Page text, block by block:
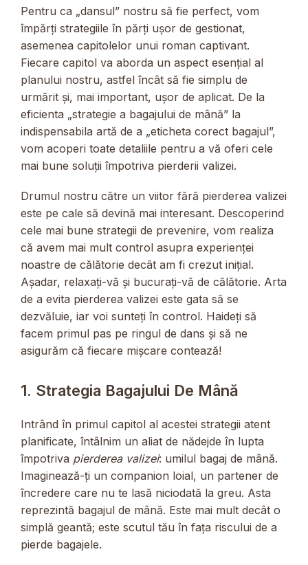
Pentru ca „dansul” nostru să fie perfect, vom
împărți strategiile în părți ușor de gestionat,
asemenea capitolelor unui roman captivant.
Fiecare capitol va aborda un aspect esențial al
planului nostru, astfel încât să fie simplu de
urmărit și, mai important, ușor de aplicat. De la
eficienta „strategie a bagajului de mână” la
indispensabila artă de a „eticheta corect bagajul”,
vom acoperi toate detaliile pentru a vă oferi cele
mai bune soluții împotriva pierderii valizei.
Drumul nostru către un viitor fără pierderea valizei
este pe cale să devină mai interesant. Descoperind
cele mai bune strategii de prevenire, vom realiza
că avem mai mult control asupra experienței
noastre de călătorie decât am fi crezut inițial.
Așadar, relaxați-vă și bucurați-vă de călătorie. Arta
de a evita pierderea valizei este gata să se
dezvăluie, iar voi sunteți în control. Haideți să
facem primul pas pe ringul de dans și să ne
asigurăm că fiecare mișcare contează!
1. Strategia Bagajului De Mână
Intrând în primul capitol al acestei strategii atent
planificate, întâlnim un aliat de nădejde în lupta
împotriva pierderea valizei: umilul bagaj de mână.
Imaginează-ți un companion loial, un partener de
încredere care nu te lasă niciodată la greu. Asta
reprezintă bagajul de mână. Este mai mult decât o
simplă geantă; este scutul tău în fața riscului de a
pierde bagajele.